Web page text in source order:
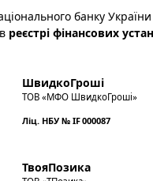
банку
реєстрі фінансових
ШвидкоГроші
ТОВ «МФО ШвидкоГроші»
Ліц. НБУ № IF 000087
ТвояПозика